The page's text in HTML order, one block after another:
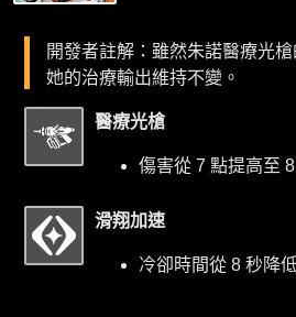
開發者註解：雖然朱諾醫療光
她的治療輸出維持不變。
醫療光槍
傷害從 7 點提高至 8
滑翔加速
冷卻時間從 8 秒降